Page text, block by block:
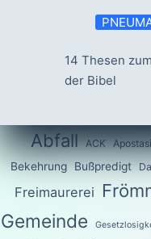
14 Thesen
der Bibel
Abfall ACK
Bekehrung Bußpredigt
Freimaurerei
Gemeinde